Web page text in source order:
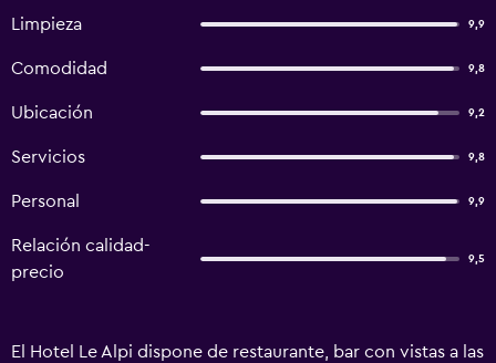
Limpieza 9,9
Comodidad 9,8
Ubicación 9,2
Servicios 9,8
Personal 9,9
Relación calidad-
precio
9,5
El Hotel Le Alpi dispone de restaurante, bar con vistas a las